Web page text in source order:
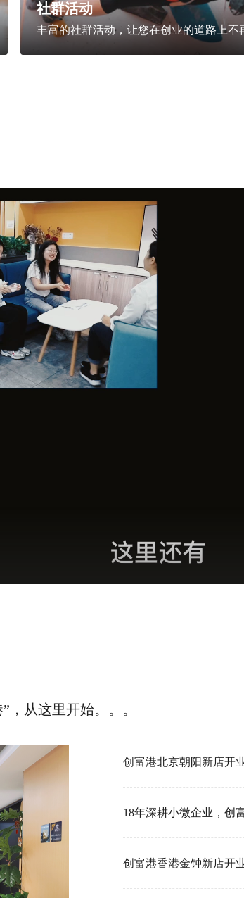
社群活动
丰富的社群活动，让您在创业的道路上不
，从这里开始。。。
18年深耕小微企业，创